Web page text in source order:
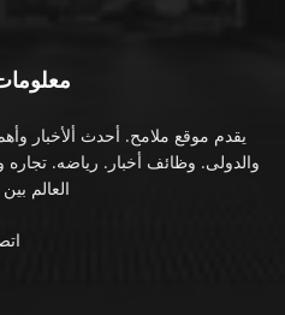
يقدم موقع ملامح. أحدث ألأخبار
والدولى. وظائف أخبار. رياضه.
العالم